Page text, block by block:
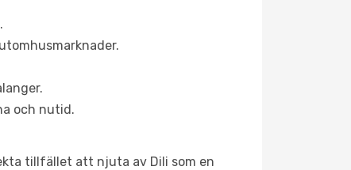
och nutid.
tillfället att njuta av Dili som en